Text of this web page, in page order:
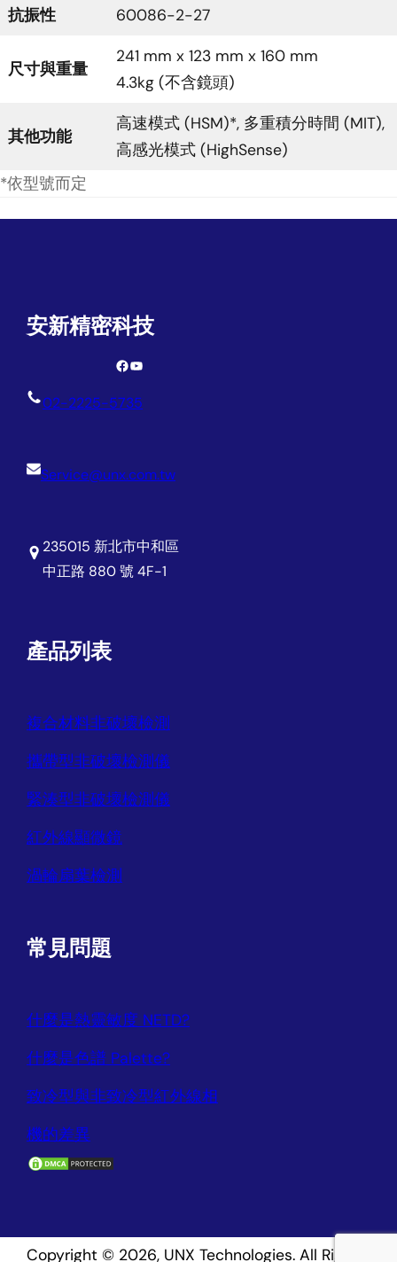
抗振性
60086-2-27
尺寸與重量
241 mm x 123 mm x 160 mm
4.3kg (不含鏡頭)
其他功能
高速模式 (HSM)*, 多重積分時間 (MIT),
高感光模式 (HighSense)
*依型號而定
安新精密科技
Facebook YouTube
02-2225-5735
Service@unx.com.tw
235015 新北市中和區
中正路 880 號 4F-1
產品列表
複合材料非破壞檢測
攜帶型非破壞檢測儀
緊湊型非破壞檢測儀
紅外線顯微鏡
渦輪扇葉檢測
常見問題
什麼是熱靈敏度 NETD?
什麼是色譜 Palette?
致冷型與非致冷型紅外線相
機的差異
Copyright © 2026, UNX Technologies. All Rights